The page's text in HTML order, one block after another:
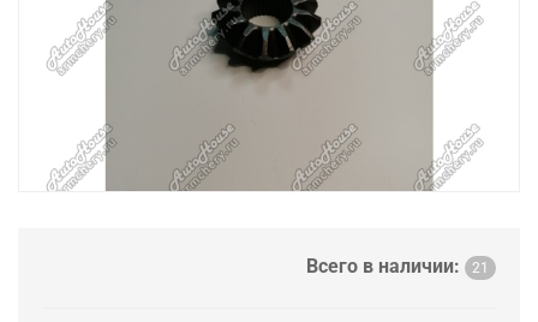
Всего в наличии: 21